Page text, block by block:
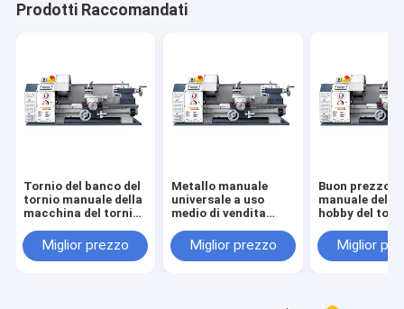
Prodotti Raccomandati
Tornio del banco del
tornio manuale della
macchina del tornio
WM210V-G mini
Miglior prezzo
Metallo manuale
universale a uso
medio di vendita
WM210V-G
Miglior prezzo
Buon prezzo
manuale del
hobby del
WM210V-G
economico
Miglior